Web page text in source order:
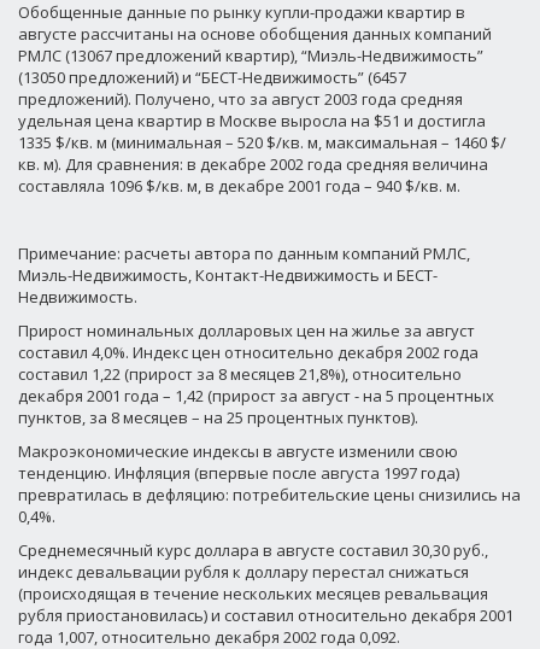
Обобщенные данные по рынку купли-продажи квартир в
августе рассчитаны на основе обобщения данных компаний
РМЛС (13067 предложений квартир), “Миэль-Недвижимость”
(13050 предложений) и “БЕСТ-Недвижимость” (6457
предложений). Получено, что за август 2003 года средняя
удельная цена квартир в Москве выросла на $51 и достигла
1335 $/кв. м (минимальная – 520 $/кв. м, максимальная – 1460 $/
кв. м). Для сравнения: в декабре 2002 года средняя величина
составляла 1096 $/кв. м, в декабре 2001 года – 940 $/кв. м.
Примечание: расчеты автора по данным компаний РМЛС,
Миэль-Недвижимость, Контакт-Недвижимость и БЕСТ-
Недвижимость.
Прирост номинальных долларовых цен на жилье за август
составил 4,0%. Индекс цен относительно декабря 2002 года
составил 1,22 (прирост за 8 месяцев 21,8%), относительно
декабря 2001 года – 1,42 (прирост за август - на 5 процентных
пунктов, за 8 месяцев – на 25 процентных пунктов).
Макроэкономические индексы в августе изменили свою
тенденцию. Инфляция (впервые после августа 1997 года)
превратилась в дефляцию: потребительские цены снизились на
0,4%.
Среднемесячный курс доллара в августе составил 30,30 руб.,
индекс девальвации рубля к доллару перестал снижаться
(происходящая в течение нескольких месяцев ревальвация
рубля приостановилась) и составил относительно декабря 2001
года 1,007, относительно декабря 2002 года 0,092.